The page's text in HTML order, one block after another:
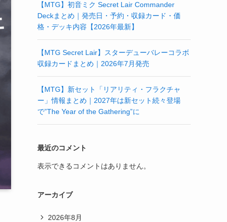
【MTG】初音ミク Secret Lair Commander
Deckまとめ｜発売日・予約・収録カード・価
格・デッキ内容【2026年最新】
【MTG Secret Lair】スターデューバレーコラボ
収録カードまとめ｜2026年7月発売
【MTG】新セット「リアリティ・フラクチャ
ー」情報まとめ｜2027年は新セット続々登場
で”The Year of the Gathering”に
最近のコメント
表示できるコメントはありません。
アーカイブ
2026年8月